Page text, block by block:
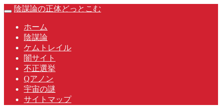
Skip
content
Toggle
陰謀論の正体どっとこむ
ホーム
陰謀論
ケムトレイル
闇サイト
不正選挙
Qアノン
宇宙の謎
サイトマップ